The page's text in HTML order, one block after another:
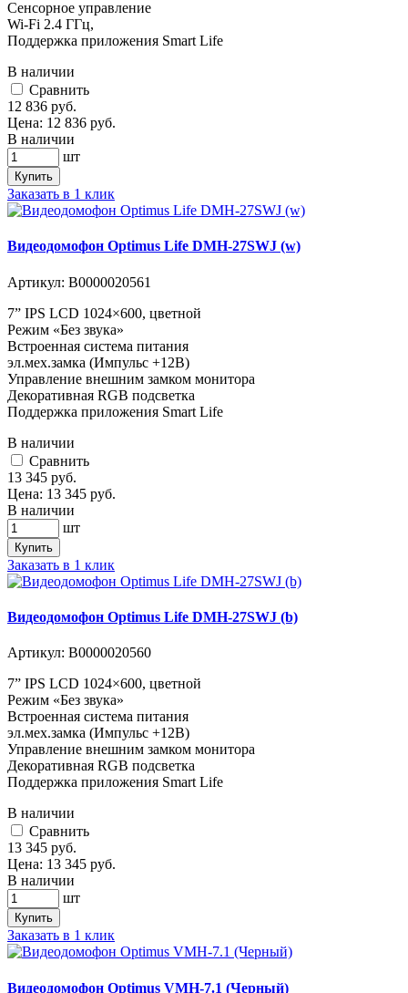
Сенсорное управление
Wi-Fi 2.4 ГГц,
Поддержка приложения Smart Life
В наличии
Cравнить
12 836 руб.
Цена: 12 836 руб.
В наличии
шт
Купить
Заказать в 1 клик
Видеодомофон Optimus Life DMH-27SWJ (w)
Артикул: В0000020561
7” IPS LCD 1024×600, цветной
Режим «Без звука»
Встроенная система питания
эл.мех.замка (Импульс +12В)
Управление внешним замком монитора
Декоративная RGB подсветка
Поддержка приложения Smart Life
В наличии
Cравнить
13 345 руб.
Цена: 13 345 руб.
В наличии
шт
Купить
Заказать в 1 клик
Видеодомофон Optimus Life DMH-27SWJ (b)
Артикул: В0000020560
7” IPS LCD 1024×600, цветной
Режим «Без звука»
Встроенная система питания
эл.мех.замка (Импульс +12В)
Управление внешним замком монитора
Декоративная RGB подсветка
Поддержка приложения Smart Life
В наличии
Cравнить
13 345 руб.
Цена: 13 345 руб.
В наличии
шт
Купить
Заказать в 1 клик
Видеодомофон Optimus VMH-7.1 (Черный)